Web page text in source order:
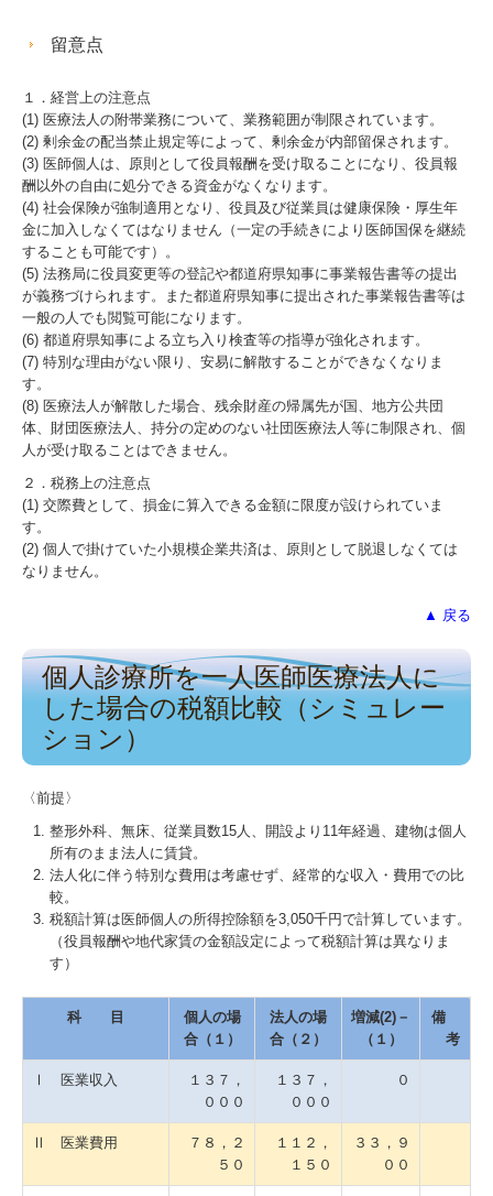
留意点
１．経営上の注意点
(1) 医療法人の附帯業務について、業務範囲が制限されています。
(2) 剰余金の配当禁止規定等によって、剰余金が内部留保されます。
(3) 医師個人は、原則として役員報酬を受け取ることになり、役員報
酬以外の自由に処分できる資金がなくなります。
(4) 社会保険が強制適用となり、役員及び従業員は健康保険・厚生年
金に加入しなくてはなりません（一定の手続きにより医師国保を継続
することも可能です）。
(5) 法務局に役員変更等の登記や都道府県知事に事業報告書等の提出
が義務づけられます。また都道府県知事に提出された事業報告書等は
一般の人でも閲覧可能になります。
(6) 都道府県知事による立ち入り検査等の指導が強化されます。
(7) 特別な理由がない限り、安易に解散することができなくなりま
す。
(8) 医療法人が解散した場合、残余財産の帰属先が国、地方公共団
体、財団医療法人、持分の定めのない社団医療法人等に制限され、個
人が受け取ることはできません。
２．税務上の注意点
(1) 交際費として、損金に算入できる金額に限度が設けられていま
す。
(2) 個人で掛けていた小規模企業共済は、原則として脱退しなくては
なりません。
▲ 戻る
個人診療所を一人医師医療法人に
した場合の税額比較（シミュレー
ション）
〈前提〉
整形外科、無床、従業員数15人、開設より11年経過、建物は個人
所有のまま法人に賃貸。
法人化に伴う特別な費用は考慮せず、経常的な収入・費用での比
較。
税額計算は医師個人の所得控除額を3,050千円で計算しています。
（役員報酬や地代家賃の金額設定によって税額計算は異なりま
す）
科 目
個人の場
合（１）
法人の場
合（２）
増減(2)－
（１）
備
考
Ⅰ 医業収入
１３７，
０００
１３７，
０００
０
Ⅱ 医業費用
７８，２
５０
１１２，
１５０
３３，９
００